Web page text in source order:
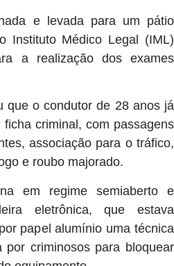
e levada para um pátio
Instituto Médico Legal (IML)
a realização dos exames
que o condutor de 28 anos já
criminal, com passagens
associação para o tráfico,
e roubo majorado.
em regime semiaberto e
eletrônica, que estava
papel alumínio uma técnica
por criminosos para bloquear